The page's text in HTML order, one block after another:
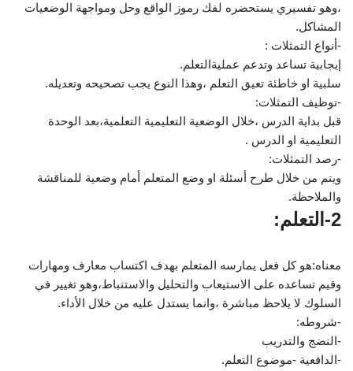
،وهو تفسيري يستحضره لفك رموز الواقع وحل ومواجهة الوضعيات
المشاكل.
-أنواع التمثلات :
إيجابية تساعد وتدعم عمليةالتعلم.
سلبية او خاطئة تعيق التعلم ،وهذا النوع يجب تصحيحه وتعديله.
-توظيف التمثلات:
قبل بداية الدرس ،خلال الوضعية التعليمية التعلمية،بعد الوحدة
التعليمية او الدرس .
-رصد التمثلات:
ويتم من خلال طرح أسئلة او وضع المتعلم أمام وضعية للمناقشة
والملاحظة.
2-التعلم:
معناه:هو كل فعل يمارسه المتعلم بهدف اكتساب معارف ومهارات
وقيم تساعده على الاستيعاب والتحليل والاستنباط،وهو تغيير في
السلوك لا يلاحظ مباشرة ،وانما يستدل عليه من خلال الأداء.
-شروطه:
-النضج والتدريب
-الدافعية -موضوع التعلم.